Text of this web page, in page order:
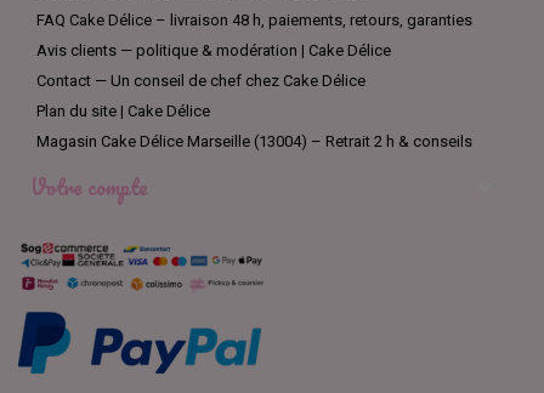
FAQ Cake Délice – livraison 48 h, paiements, retours, garanties
Avis clients — politique & modération | Cake Délice
Contact — Un conseil de chef chez Cake Délice
Plan du site | Cake Délice
Magasin Cake Délice Marseille (13004) – Retrait 2 h & conseils
Votre compte